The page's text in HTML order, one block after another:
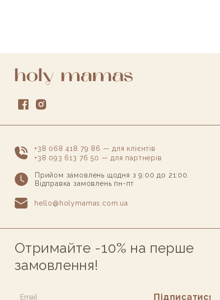
+38 068 418 79 86 — для клієнтів
+38 093 613 76 50 — для партнерів
Прийом замовлень щодня з 9:00 до 21:00.
Відправка замовлень пн-пт
hello@holymamas.com.ua
Отримайте -10% на перше
замовлення!